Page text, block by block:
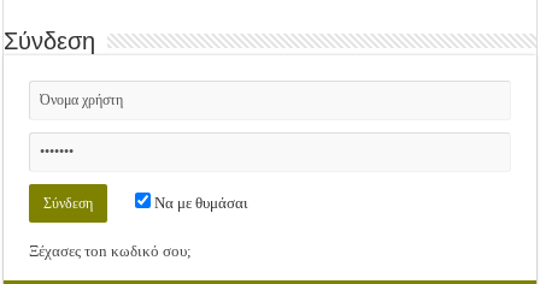
Σύνδεση
Να με θυμάσαι
Ξέχασες τοn κωδικό σου;